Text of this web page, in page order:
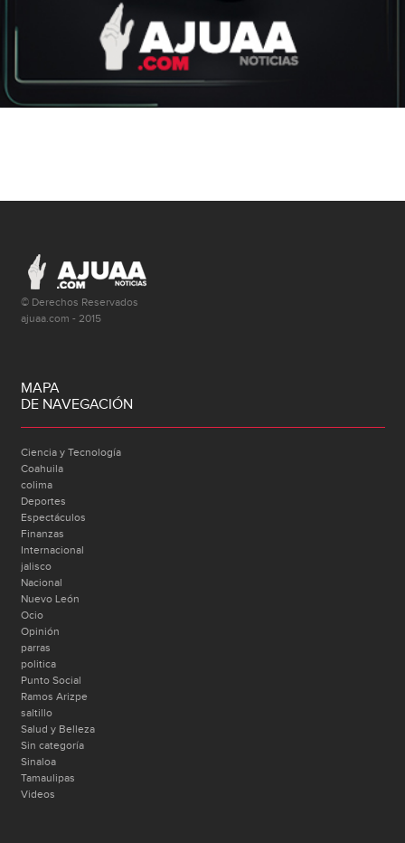
© Derechos Reservados
ajuaa.com - 2015
MAPA
DE NAVEGACIÓN
Ciencia y Tecnología
Coahuila
colima
Deportes
Espectáculos
Finanzas
Internacional
jalisco
Nacional
Nuevo León
Ocio
Opinión
parras
politica
Punto Social
Ramos Arizpe
saltillo
Salud y Belleza
Sin categoría
Sinaloa
Tamaulipas
Videos